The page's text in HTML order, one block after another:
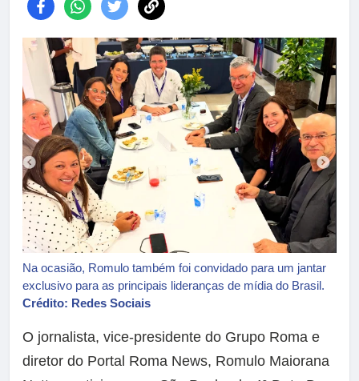
Na ocasião, Romulo também foi convidado para um jantar
exclusivo para as principais lideranças de mídia do Brasil.
Crédito: Redes Sociais
O jornalista, vice-presidente do Grupo Roma e
diretor do Portal Roma News, Romulo Maiorana